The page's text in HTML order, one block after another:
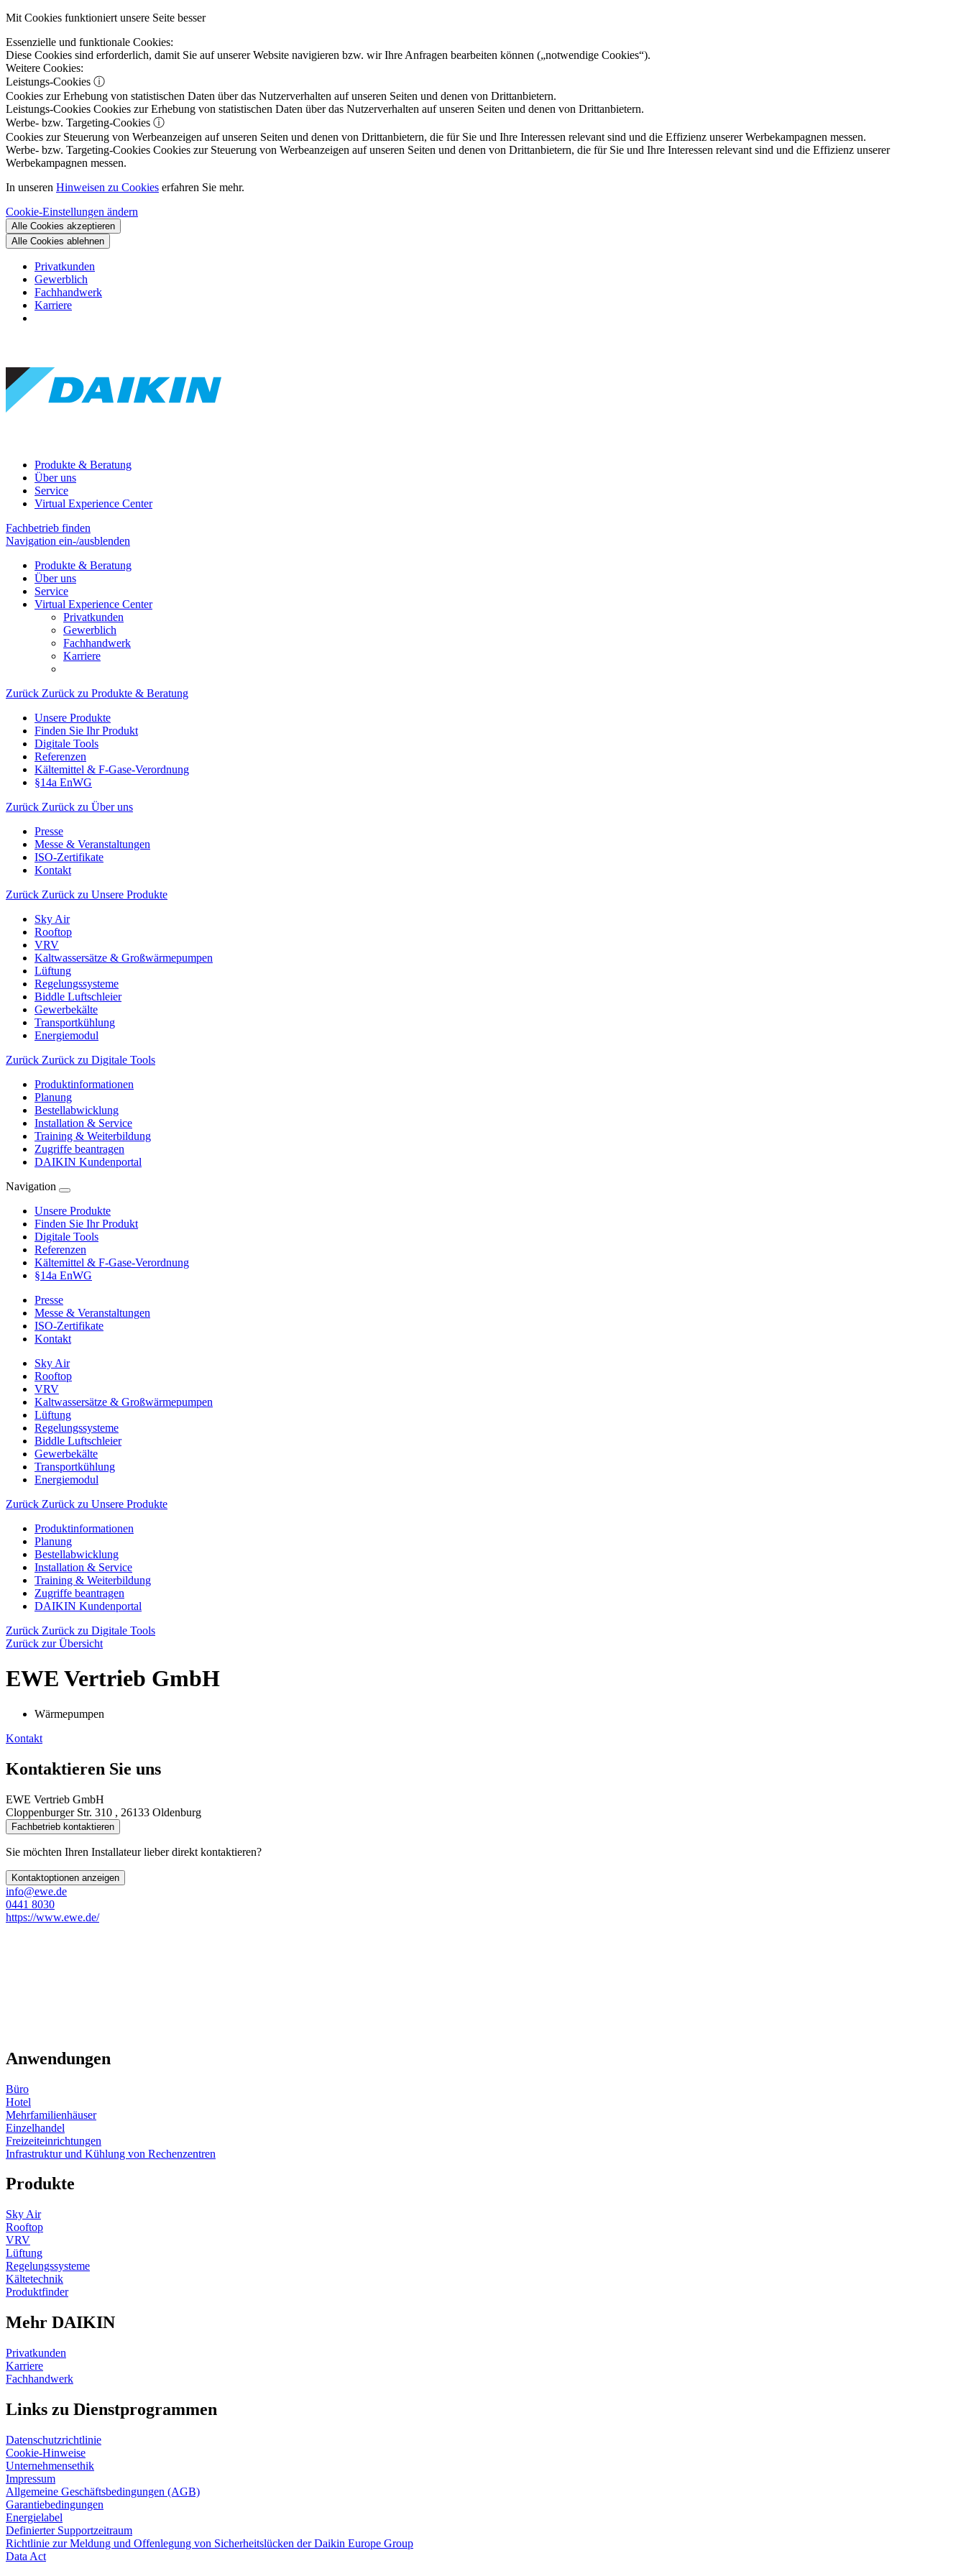
Mit Cookies funktioniert unsere Seite besser
Essenzielle und funktionale Cookies:
Diese Cookies sind erforderlich, damit Sie auf unserer Website navigieren bzw. wir Ihre Anfragen bearbeiten können („notwendige Cookies“).
Weitere Cookies:
Leistungs-Cookies ⓘ
Cookies zur Erhebung von statistischen Daten über das Nutzerverhalten auf unseren Seiten und denen von Drittanbietern.
Leistungs-Cookies Cookies zur Erhebung von statistischen Daten über das Nutzerverhalten auf unseren Seiten und denen von Drittanbietern.
Werbe- bzw. Targeting-Cookies ⓘ
Cookies zur Steuerung von Werbeanzeigen auf unseren Seiten und denen von Drittanbietern, die für Sie und Ihre Interessen relevant sind und die Effizienz unserer Werbekampagnen messen.
Werbe- bzw. Targeting-Cookies Cookies zur Steuerung von Werbeanzeigen auf unseren Seiten und denen von Drittanbietern, die für Sie und Ihre Interessen relevant sind und die Effizienz unserer
Werbekampagnen messen.
In unseren Hinweisen zu Cookies erfahren Sie mehr.
Cookie-Einstellungen ändern
Alle Cookies akzeptieren
Alle Cookies ablehnen
Privatkunden
Gewerblich
Fachhandwerk
Karriere
Produkte & Beratung
Über uns
Service
Virtual Experience Center
Fachbetrieb finden
Navigation ein-/ausblenden
Produkte & Beratung
Über uns
Service
Virtual Experience Center
Privatkunden
Gewerblich
Fachhandwerk
Karriere
Zurück Zurück zu Produkte & Beratung
Unsere Produkte
Finden Sie Ihr Produkt
Digitale Tools
Referenzen
Kältemittel & F-Gase-Verordnung
§14a EnWG
Zurück Zurück zu Über uns
Presse
Messe & Veranstaltungen
ISO-Zertifikate
Kontakt
Zurück Zurück zu Unsere Produkte
Sky Air
Rooftop
VRV
Kaltwassersätze & Großwärmepumpen
Lüftung
Regelungssysteme
Biddle Luftschleier
Gewerbekälte
Transportkühlung
Energiemodul
Zurück Zurück zu Digitale Tools
Produktinformationen
Planung
Bestellabwicklung
Installation & Service
Training & Weiterbildung
Zugriffe beantragen
DAIKIN Kundenportal
Navigation
Unsere Produkte
Finden Sie Ihr Produkt
Digitale Tools
Referenzen
Kältemittel & F-Gase-Verordnung
§14a EnWG
Presse
Messe & Veranstaltungen
ISO-Zertifikate
Kontakt
Sky Air
Rooftop
VRV
Kaltwassersätze & Großwärmepumpen
Lüftung
Regelungssysteme
Biddle Luftschleier
Gewerbekälte
Transportkühlung
Energiemodul
Zurück Zurück zu Unsere Produkte
Produktinformationen
Planung
Bestellabwicklung
Installation & Service
Training & Weiterbildung
Zugriffe beantragen
DAIKIN Kundenportal
Zurück Zurück zu Digitale Tools
Zurück zur Übersicht
EWE Vertrieb GmbH
Wärmepumpen
Kontakt
Kontaktieren Sie uns
EWE Vertrieb GmbH
Cloppenburger Str. 310 , 26133 Oldenburg
Fachbetrieb kontaktieren
Sie möchten Ihren Installateur lieber direkt kontaktieren?
Kontaktoptionen anzeigen
info@ewe.de
0441 8030
https://www.ewe.de/
Anwendungen
Büro
Hotel
Mehrfamilienhäuser
Einzelhandel
Freizeiteinrichtungen
Infrastruktur und Kühlung von Rechenzentren
Produkte
Sky Air
Rooftop
VRV
Lüftung
Regelungssysteme
Kältetechnik
Produktfinder
Mehr DAIKIN
Privatkunden
Karriere
Fachhandwerk
Links zu Dienstprogrammen
Datenschutzrichtlinie
Cookie-Hinweise
Unternehmensethik
Impressum
Allgemeine Geschäftsbedingungen (AGB)
Garantiebedingungen
Energielabel
Definierter Supportzeitraum
Richtlinie zur Meldung und Offenlegung von Sicherheitslücken der Daikin Europe Group
Data Act